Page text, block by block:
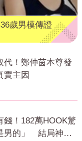
歲男模傳證
代！鄭仲茵本尊發
主因
錢！182萬HOOK驚
男的」 結局神反